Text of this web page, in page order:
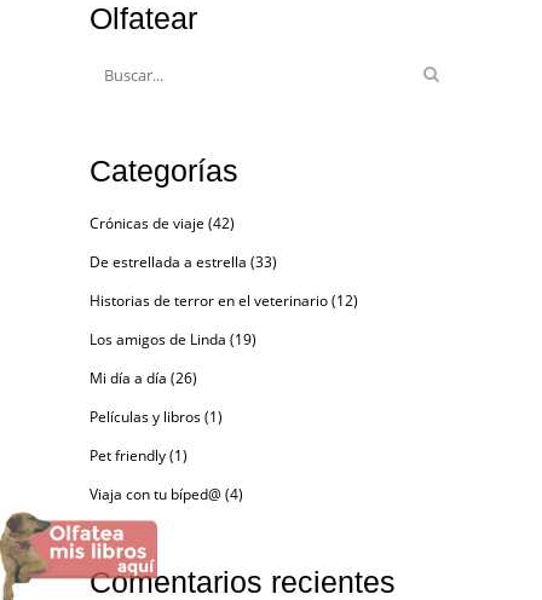
Olfatear
Categorías
Crónicas de viaje (42)
De estrellada a estrella (33)
Historias de terror en el veterinario(12)
Los amigos de Linda (19)
Mi día a día (26)
Películas y libros(1)
Pet friendly(1)
Viaja con tu bíped@ (4)
Comentarios recientes